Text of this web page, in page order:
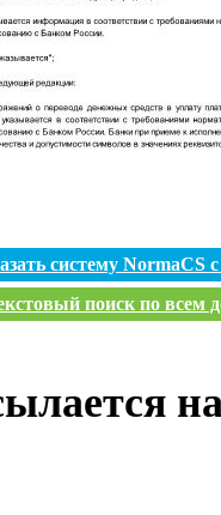
систему
поиск по всем